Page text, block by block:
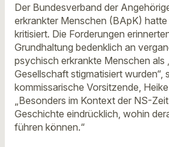
Der Bundesverband der
erkrankter Menschen (BApK)
kritisiert. Die Forderungen
Grundhaltung bedenklich an
psychisch erkrankte Menschen als
Gesellschaft stigmatisiert wurden“,
kommissarische Vorsitzende,
„Besonders im Kontext der NS-
Geschichte eindrücklich, wohin
führen können.“